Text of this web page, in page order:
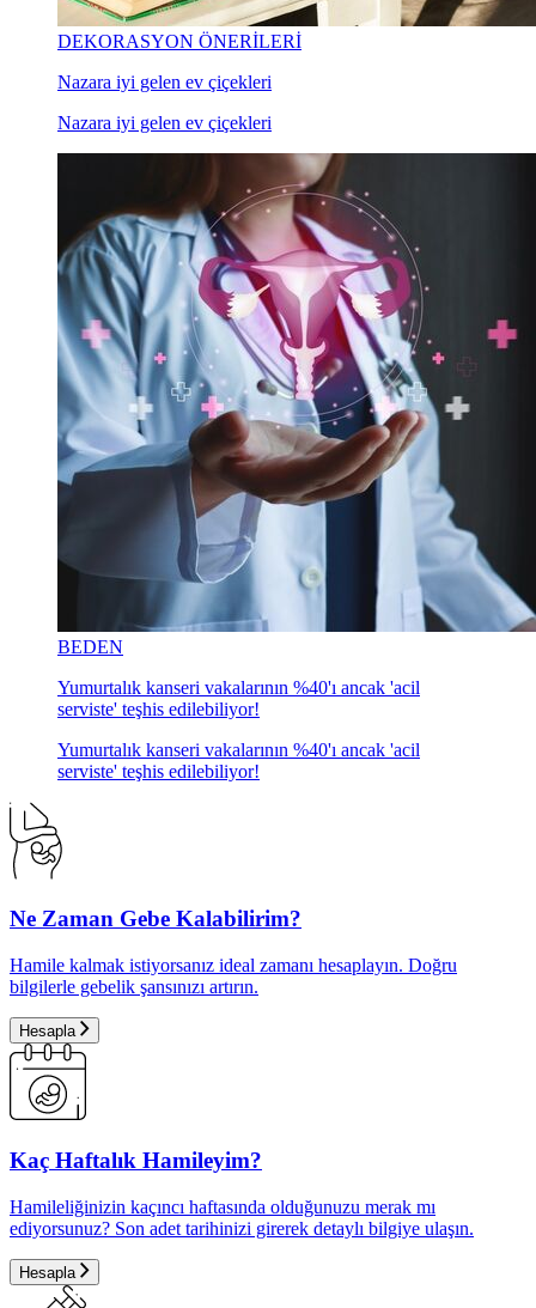
DEKORASYON ÖNERİLERİ
Nazara iyi gelen ev çiçekleri
Nazara iyi gelen ev çiçekleri
BEDEN
Yumurtalık kanseri vakalarının %40'ı ancak 'acil
serviste' teşhis edilebiliyor!
Yumurtalık kanseri vakalarının %40'ı ancak 'acil
serviste' teşhis edilebiliyor!
Ne Zaman Gebe Kalabilirim?
Hamile kalmak istiyorsanız ideal zamanı hesaplayın. Doğru
bilgilerle gebelik şansınızı artırın.
Hesapla
Kaç Haftalık Hamileyim?
Hamileliğinizin kaçıncı haftasında olduğunuzu merak mı
ediyorsunuz? Son adet tarihinizi girerek detaylı bilgiye ulaşın.
Hesapla